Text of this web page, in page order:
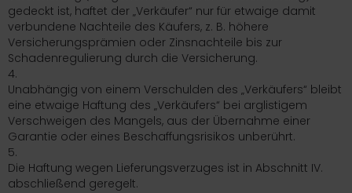
gedeckt ist, haftet der „Verkäufer“ nur für etwaige damit
verbundene Nachteile des Käufers, z. B. höhere
Versicherungsprämien oder Zinsnachteile bis zur
Schadenregulierung durch die Versicherung.
4.
Unabhängig von einem Verschulden des „Verkäufers“ bleibt
eine etwaige Haftung des „Verkäufers“ bei arglistigem
Verschweigen des Mangels, aus der Übernahme einer
Garantie oder eines Beschaffungsrisikos unberührt.
5.
Die Haftung wegen Lieferungsverzuges ist in Abschnitt IV.
abschließend geregelt.